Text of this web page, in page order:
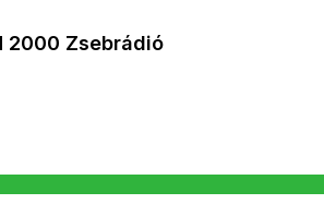
2000 Zsebrádió